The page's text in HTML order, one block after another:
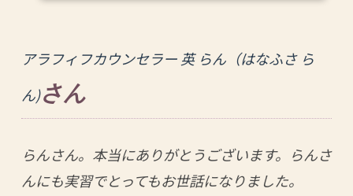
アラフィフカウンセラー 英 らん（はなふさ ら
ん)さん
らんさん。本当にありがとうございます。らんさ
んにも実習でとってもお世話になりました。